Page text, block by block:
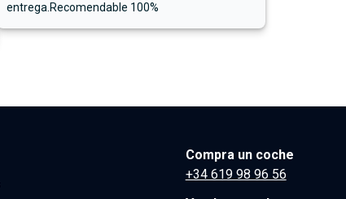
entrega.Recomendable 100%
Compra un coche
+34 619 98 96 56